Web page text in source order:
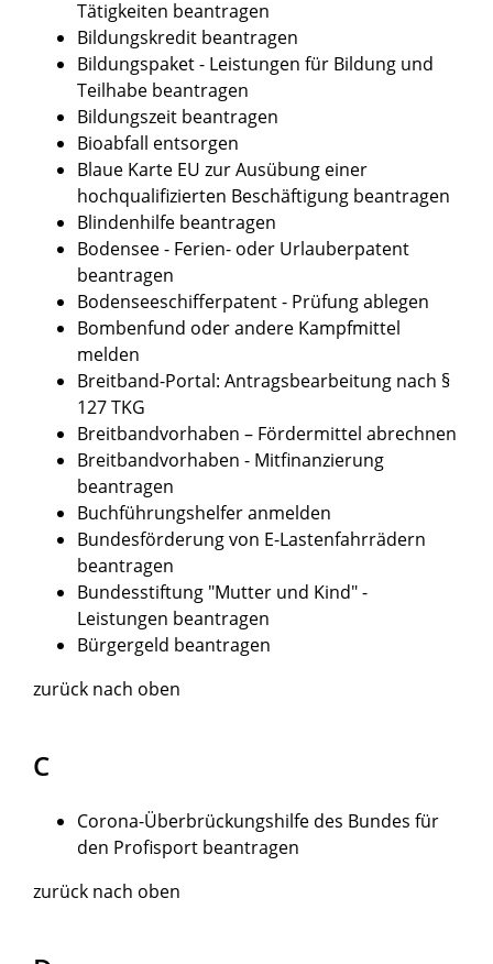
Tätigkeiten beantragen
Bildungskredit beantragen
Bildungspaket - Leistungen für Bildung und
Teilhabe beantragen
Bildungszeit beantragen
Bioabfall entsorgen
Blaue Karte EU zur Ausübung einer
hochqualifizierten Beschäftigung beantragen
Blindenhilfe beantragen
Bodensee - Ferien- oder Urlauberpatent
beantragen
Bodenseeschifferpatent - Prüfung ablegen
Bombenfund oder andere Kampfmittel
melden
Breitband-Portal: Antragsbearbeitung nach §
127 TKG
Breitbandvorhaben – Fördermittel abrechnen
Breitbandvorhaben - Mitfinanzierung
beantragen
Buchführungshelfer anmelden
Bundesförderung von E-Lastenfahrrädern
beantragen
Bundesstiftung "Mutter und Kind" -
Leistungen beantragen
Bürgergeld beantragen
zurück nach oben
C
Corona-Überbrückungshilfe des Bundes für
den Profisport beantragen
zurück nach oben